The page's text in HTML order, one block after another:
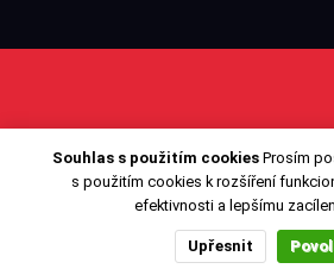
Souhlas s použitím cookiesProsím
s použitím cookies k rozšíření
efektivnosti a lepšímu
Upřesnit